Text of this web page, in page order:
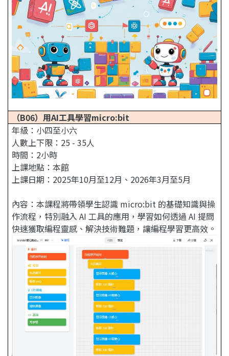
（B06） 用AI工具學習micro:bit
年級：小四至小六
人數上下限：25 - 35人
時間：2小時
上課地點：本館
上課日期：2025年10月至12月、2026年3月至5月
內容：本課程將帶領學生認識 micro:bit 的基礎知識與操
作流程，特別融入 AI 工具的應用，學習如何透過 AI 提問
快速獲取編程靈感、解決技術難題，讓編程學習更高效。